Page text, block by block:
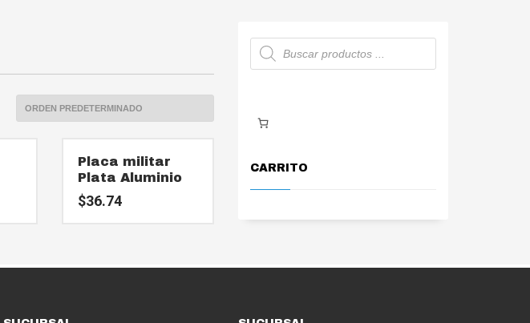
Placa militar
Plata Aluminio
$36.74
Búsqueda
de
productos
CARRITO